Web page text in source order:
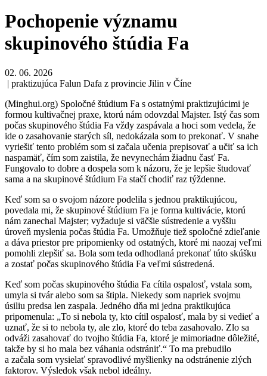
Pochopenie významu
skupinového štúdia Fa
02. 06. 2026
| praktizujúca Falun Dafa z provincie Jilin v Číne
(Minghui.org) Spoločné štúdium Fa s ostatnými praktizujúcimi je
formou kultivačnej praxe, ktorú nám odovzdal Majster. Istý čas som
počas skupinového štúdia Fa vždy zaspávala a hoci som vedela, že
ide o zasahovanie starých síl, nedokázala som to prekonať. V snahe
vyriešiť tento problém som si začala učenia prepisovať a učiť sa ich
naspamäť, čím som zaistila, že nevynechám žiadnu časť Fa.
Fungovalo to dobre a dospela som k názoru, že je lepšie študovať
sama a na skupinové štúdium Fa stačí chodiť raz týždenne.
Keď som sa o svojom názore podelila s jednou praktikujúcou,
povedala mi, že skupinové štúdium Fa je forma kultivácie, ktorú
nám zanechal Majster; vyžaduje si väčšie sústredenie a vyššiu
úroveň myslenia počas štúdia Fa. Umožňuje tiež spoločné zdieľanie
a dáva priestor pre pripomienky od ostatných, ktoré mi naozaj veľmi
pomohli zlepšiť sa. Bola som teda odhodlaná prekonať túto skúšku
a zostať počas skupinového štúdia Fa veľmi sústredená.
Keď som počas skupinového štúdia Fa cítila ospalosť, vstala som,
umyla si tvár alebo som sa štipla. Niekedy som napriek svojmu
úsiliu predsa len zaspala. Jedného dňa mi jedna praktikujúca
pripomenula: „To si nebola ty, kto cítil ospalosť, mala by si vedieť a
uznať, že si to nebola ty, ale zlo, ktoré do teba zasahovalo. Zlo sa
odváži zasahovať do tvojho štúdia Fa, ktoré je mimoriadne dôležité,
takže by si ho mala bez váhania odstrániť.“ To ma prebudilo
a začala som vysielať spravodlivé myšlienky na odstránenie zlých
faktorov. Výsledok však nebol ideálny.